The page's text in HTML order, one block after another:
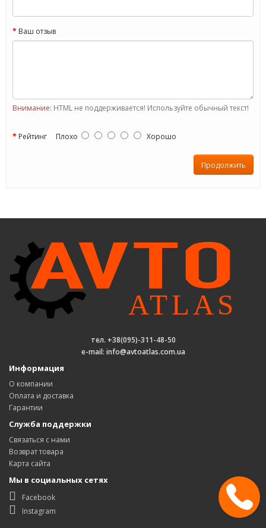
Ваш отзыв
Внимание: HTML не поддерживается! Используйте обычный текст!
Рейтинг Плохо Хорошо
Продолжить
тел. +38(095)-311-48-50
e-mail: info@avtoatlas.com.ua
Информация
О компании
Оплата и доставка
Гарантии
Служба поддержки
Связаться с нами
Возврат товара
Карта сайта
Мы в социальных сетях
Facebook
Instagram